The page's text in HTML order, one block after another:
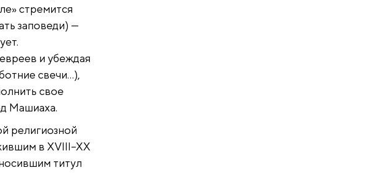
стремится
заповеди) —
и убеждая
свечи…),
свое
Машиаха.
религиозной
в XVIII–XX
титул